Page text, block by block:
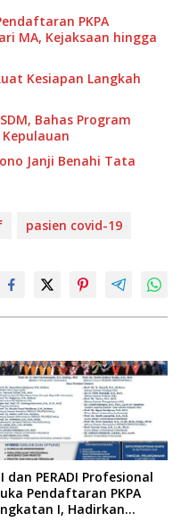
PKPA
MA, Kejaksaan hingga
Kesiapan Langkah
Bahas Program
Janji Benahi Tata
pasien covid-19
dan PERADI Profesional
Pendaftaran PKPA
I, Hadirkan